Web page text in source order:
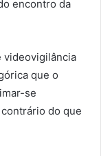
encontro da
videovigilância
que o
se
do que